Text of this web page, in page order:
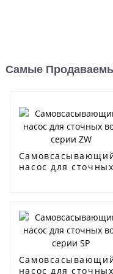
Самые
насос для сточных
насос для сточных